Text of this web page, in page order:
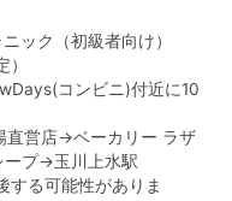
ック（初級者向け）
コンビニ)付近に10
直営店→ベーカリー ラザ
ープ→玉川上水駅
する可能性がありま